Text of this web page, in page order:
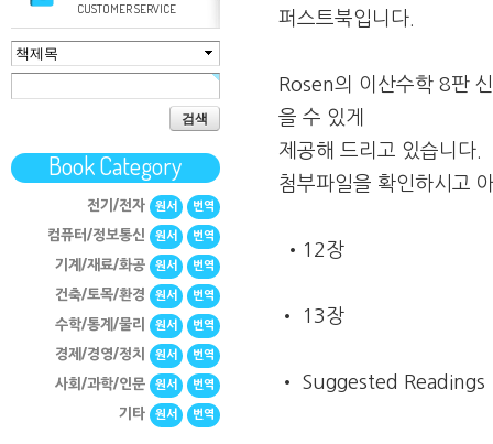
CUSTOMER SERVICE
검색
Book Category
전기/전자 원서 번역
컴퓨터/정보통신 원서 번역
기계/재료/화공 원서 번역
건축/토목/환경 원서 번역
수학/통계/물리 원서 번역
경제/경영/정치 원서 번역
사회/과학/인문 원서 번역
기타 원서 번역
퍼스트북입니다.
Rosen의 이산수학 8판
을 수 있게
제공해 드리고 있습니다.
첨부파일을 확인하시고
•12장
• 13장
• Suggested Readings